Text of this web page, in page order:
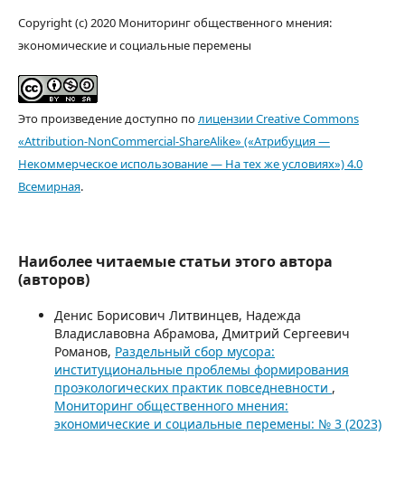
Copyright (c) 2020 Мониторинг общественного мнения:
экономические и социальные перемены
Это произведение доступно полицензии Creative Commons
«Attribution-NonCommercial-ShareAlike» («Атрибуция —
Некоммерческое использование — На тех же условиях») 4.0
Всемирная.
Наиболее читаемые статьи этого автора
(авторов)
Денис Борисович Литвинцев, Надежда
Владиславовна Абрамова, Дмитрий Сергеевич
Романов, Раздельный сбор мусора:
институциональные проблемы формирования
проэкологических практик повседневности ,
Мониторинг общественного мнения:
экономические и социальные перемены: № 3 (2023)